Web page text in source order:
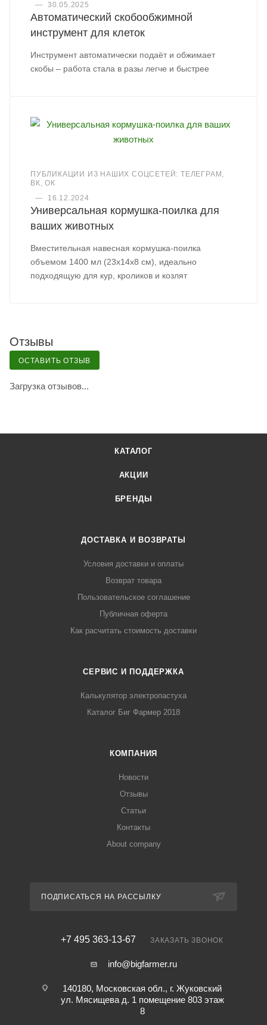
—
30.05.2025
Автоматический скобообжимной
инструмент для клеток
Инструмент автоматически подаёт и обжимает
скобы – работа стала в разы легче и быстрее
ПУБЛИКАЦИИ ИЗ НАШИХ СОЦСЕТЕЙ: ТЕЛЕГРАМ,
ВК, ОК
—
16.12.2024
Универсальная кормушка-поилка для
ваших животных
Вместительная навесная кормушка-поилка
объемом 1400 мл (23х14х8 см), идеально
подходящую для кур, кроликов и козлят
Отзывы
ОСТАВИТЬ ОТЗЫВ
Загрузка отзывов...
КАТАЛОГ
АКЦИИ
БРЕНДЫ
ДОСТАВКА И ВОЗВРАТЫ
Условия доставки и оплаты
Возврат товара
Пользовательское соглашение
Публичная оферта
Как расчитать стоимость доставки
СЕРВИС И ПОДДЕРЖКА
Калькулятор электропастуха
Каталог Биг Фармер 2018
КОМПАНИЯ
Новости
Отзывы
Статьи
Контакты
About company
ПОДПИСАТЬСЯ НА РАССЫЛКУ
+7 495 363-13-67 ЗАКАЗАТЬ ЗВОНОК
info@bigfarmer.ru
140180, Московская обл., г. Жуковский
ул. Мясищева д. 1 помещение 803 этаж
8